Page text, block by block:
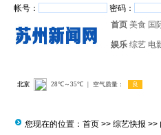
帐号： 密码：
首页 美食 国
娱乐 综艺 电
您现在的位置： 首页 >> 综艺快报 >>